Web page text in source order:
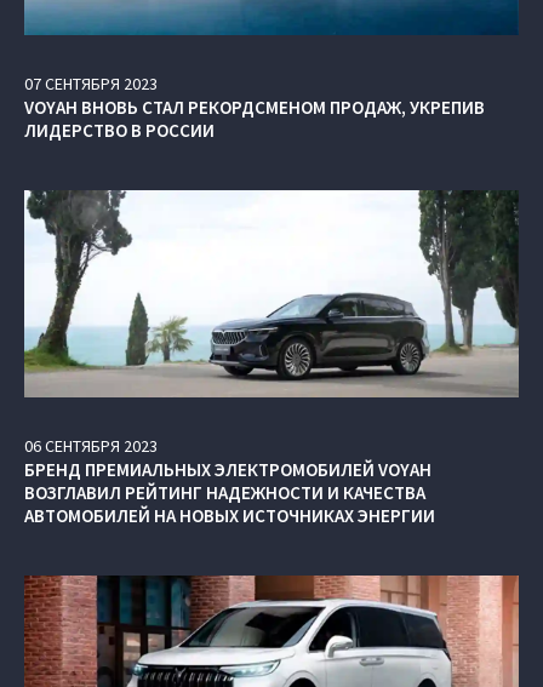
07СЕНТЯБРЯ 2023
VOYAH ВНОВЬ СТАЛ РЕКОРДСМЕНОМ ПРОДАЖ, УКРЕПИВ
ЛИДЕРСТВО В РОССИИ
06СЕНТЯБРЯ 2023
БРЕНД ПРЕМИАЛЬНЫХ ЭЛЕКТРОМОБИЛЕЙ VOYAH
ВОЗГЛАВИЛ РЕЙТИНГ НАДЕЖНОСТИ И КАЧЕСТВА
АВТОМОБИЛЕЙ НА НОВЫХ ИСТОЧНИКАХ ЭНЕРГИИ